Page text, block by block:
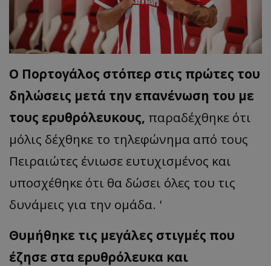
Ο Πορτογάλος στόπερ στις πρώτες του
δηλώσεις μετά την επανένωση του με
τους ερυθρόλευκους, παραδέχθηκε ότι
μόλις δέχθηκε το τηλεφώνημα από τους
Πειραιώτες ένιωσε ευτυχισμένος και
υποσχέθηκε ότι θα δώσει όλες του τις
δυνάμεις για την ομάδα. '
Θυμήθηκε τις μεγάλες στιγμές που
έζησε στα ερυθρόλευκα και